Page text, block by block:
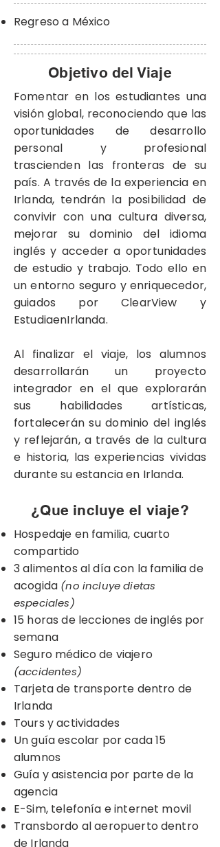
Regreso a México
Objetivo del Viaje
Fomentar en los estudiantes una
visión global, reconociendo que las
oportunidades de desarrollo
personal y profesional
trascienden las fronteras de su
país. A través de la experiencia en
Irlanda, tendrán la posibilidad de
convivir con una cultura diversa,
mejorar su dominio del idioma
inglés y acceder a oportunidades
de estudio y trabajo. Todo ello en
un entorno seguro y enriquecedor,
guiados por ClearView y
EstudiaenIrlanda.
Al finalizar el viaje, los alumnos
desarrollarán un proyecto
integrador en el que explorarán
sus habilidades artísticas,
fortalecerán su dominio del inglés
y reflejarán, a través de la cultura
e historia, las experiencias vividas
durante su estancia en Irlanda.
¿Que incluye el viaje?
Hospedaje en familia, cuarto
compartido
3 alimentos al día con la familia de
acogida (no incluye dietas
especiales)
15 horas de lecciones de inglés por
semana
Seguro médico de viajero
(accidentes)
Tarjeta de transporte dentro de
Irlanda
Tours y actividades
Un guía escolar por cada 15
alumnos
Guía y asistencia por parte de la
agencia
E-Sim, telefonía e internet movil
Transbordo al aeropuerto dentro
de Irlanda